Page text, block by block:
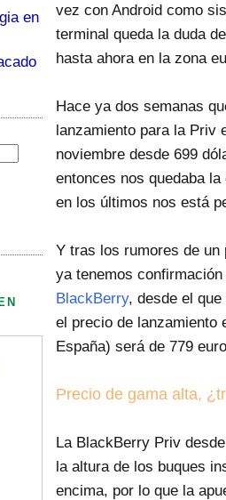
vez con Android como
terminal queda la duda
hasta ahora en la zona
Hace ya dos semanas
lanzamiento para la Priv
noviembre desde 699
entonces nos quedaba
en los últimos nos está
Y tras los rumores de un
ya tenemos
BlackBerry, desde el
el precio de lanzamiento
España) será de 779
Precio de gama alta,
La BlackBerry Priv
la altura de los buques
encima, por lo que la
en